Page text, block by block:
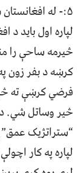
۵:- له
لپاره اول باید
څیرمه ساحې را
کرښه د بفر زون
فرضي کرښې ته
څیر وساتل شي.
“ستراتژیک عمق”
لپاره په کار